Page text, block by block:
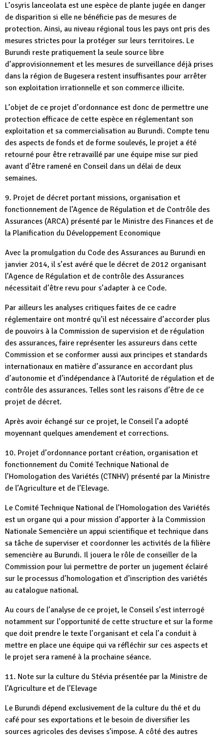
L’osyris lanceolata est une espèce de plante jugée en danger
de disparition si elle ne bénéficie pas de mesures de
protection. Ainsi, au niveau régional tous les pays ont pris des
mesures strictes pour la protéger sur leurs territoires. Le
Burundi reste pratiquement la seule source libre
d’approvisionnement et les mesures de surveillance déjà prises
dans la région de Bugesera restent insuffisantes pour arrêter
son exploitation irrationnelle et son commerce illicite.
L’objet de ce projet d’ordonnance est donc de permettre une
protection efficace de cette espèce en réglementant son
exploitation et sa commercialisation au Burundi. Compte tenu
des aspects de fonds et de forme soulevés, le projet a été
retourné pour être retravaillé par une équipe mise sur pied
avant d’être ramené en Conseil dans un délai de deux
semaines.
9. Projet de décret portant missions, organisation et
fonctionnement de l’Agence de Régulation et de Contrôle des
Assurances (ARCA) présenté par le Ministre des Finances et de
la Planification du Développement Economique
Avec la promulgation du Code des Assurances au Burundi en
janvier 2014, il s’est avéré que le décret de 2012 organisant
l’Agence de Régulation et de contrôle des Assurances
nécessitait d’être revu pour s’adapter à ce Code.
Par ailleurs les analyses critiques faites de ce cadre
réglementaire ont montré qu’il est nécessaire d’accorder plus
de pouvoirs à la Commission de supervision et de régulation
des assurances, faire représenter les assureurs dans cette
Commission et se conformer aussi aux principes et standards
internationaux en matière d’assurance en accordant plus
d’autonomie et d’indépendance à l’Autorité de régulation et de
contrôle des assurances. Telles sont les raisons d’être de ce
projet de décret.
Après avoir échangé sur ce projet, le Conseil l’a adopté
moyennant quelques amendement et corrections.
10. Projet d’ordonnance portant création, organisation et
fonctionnement du Comité Technique National de
l’Homologation des Variétés (CTNHV) présenté par la Ministre
de l’Agriculture et de l’Elevage.
Le Comité Technique National de l’Homologation des Variétés
est un organe qui a pour mission d’apporter à la Commission
Nationale Semencière un appui scientifique et technique dans
sa tâche de superviser et coordonner les activités de la filière
semencière au Burundi. Il jouera le rôle de conseiller de la
Commission pour lui permettre de porter un jugement éclairé
sur le processus d’homologation et d’inscription des variétés
au catalogue national.
Au cours de l’analyse de ce projet, le Conseil s’est interrogé
notamment sur l’opportunité de cette structure et sur la forme
que doit prendre le texte l’organisant et cela l’a conduit à
mettre en place une équipe qui va réfléchir sur ces aspects et
le projet sera ramené à la prochaine séance.
11. Note sur la culture du Stévia présentée par la Ministre de
l’Agriculture et de l’Elevage
Le Burundi dépend exclusivement de la culture du thé et du
café pour ses exportations et le besoin de diversifier les
sources agricoles des devises s’impose. A côté des autres